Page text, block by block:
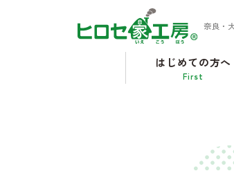
奈良・
はじめての方へ
First